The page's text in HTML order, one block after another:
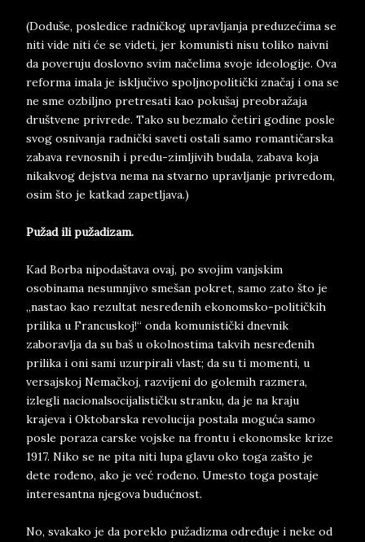
(Doduše, posledice radničkog upravljanja preduzećima se
niti vide niti će se videti, jer komunisti nisu toliko naivni
da poveruju doslovno svim načelima svoje ideologije. Ova
reforma imala je isključivo spoljnopolitički značaj i ona se
ne sme ozbiljno pretresati kao pokušaj preobražaja
društvene privrede. Tako su bezmalo četiri godine posle
svog osnivanja radnički saveti ostali samo romantičarska
zabava revnosnih i predu-zimljivih budala, zabava koja
nikakvog dejstva nema na stvarno upravljanje privredom,
osim što je katkad zapetljava.)
Pužad ili pužadizam.
Kad Borba nipodaštava ovaj, po svojim vanjskim
osobinama nesumnjivo smešan pokret, samo zato što je
„nastao kao rezultat nesređenih ekonomsko-političkih
prilika u Francuskoj!“ onda komunistički dnevnik
zaboravlja da su baš u okolnostima takvih nesređenih
prilika i oni sami uzurpirali vlast; da su ti momenti, u
versajskoj Nemačkoj, razvijeni do golemih razmera,
izlegli nacionalsocijalističku stranku, da je na kraju
krajeva i Oktobarska revolucija postala moguća samo
posle poraza carske vojske na frontu i ekonomske krize
1917. Niko se ne pita niti lupa glavu oko toga zašto je
dete rođeno, ako je već rođeno. Umesto toga postaje
interesantna njegova budućnost.
No, svakako je da poreklo pužadizma određuje i neke od